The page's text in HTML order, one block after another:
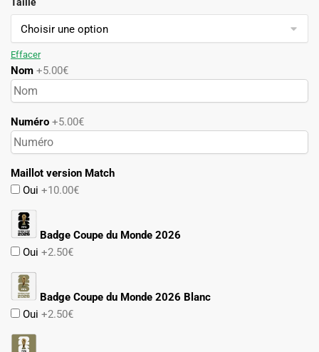
89.90€.49.90€.
Taille
Effacer
Nom +5.00€
Numéro +5.00€
Maillot version Match
Oui +10.00€
Badge Coupe du Monde 2026
Oui +2.50€
Badge Coupe du Monde 2026 Blanc
Oui +2.50€